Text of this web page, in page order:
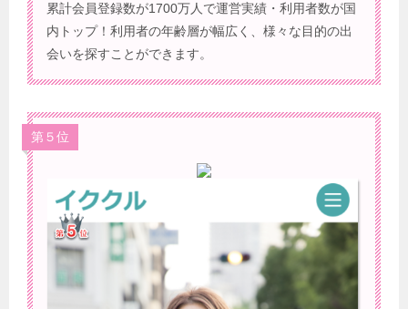
累計会員登録数が1700万人で運営実績・利用者数が国
内トップ！利用者の年齢層が幅広く、様々な目的の出
会いを探すことができます。
第５位